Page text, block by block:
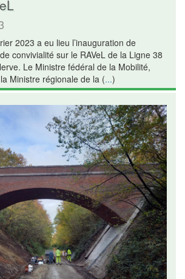
2023 a eu lieu l’inauguration de
convivialité sur le RAVeL de la Ligne 38
Le Ministre fédéral de la Mobilité,
Ministre régionale de la (...)